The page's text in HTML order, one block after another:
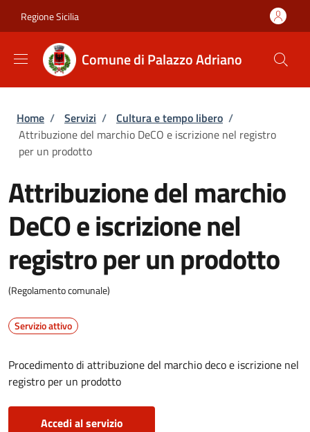
Regione Sicilia
Comune di Palazzo Adriano
Briciole di pane
Home / Servizi / Cultura e tempo libero /
Attribuzione del marchio DeCO e iscrizione nel registro
per un prodotto
Attribuzione del marchio
DeCO e iscrizione nel
registro per un prodotto
(Regolamento comunale)
Servizio attivo
Procedimento di attribuzione del marchio deco e iscrizione nel
registro per un prodotto
Accedi al servizio